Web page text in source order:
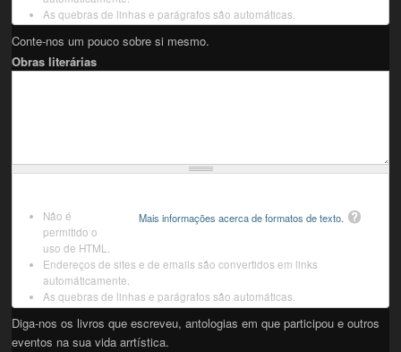
As quebras de linhas e parágrafos são automáticas.
Conte-nos um pouco sobre si mesmo.
Obras literárias
Mais informações acerca de formatos de texto.
Não é
permitido o
uso de HTML.
Endereços de sites e de emails são convertidos em links
automáticamente.
As quebras de linhas e parágrafos são automáticas.
Diga-nos os livros que escreveu, antologias em que participou e outros
eventos na sua vida arrtística.